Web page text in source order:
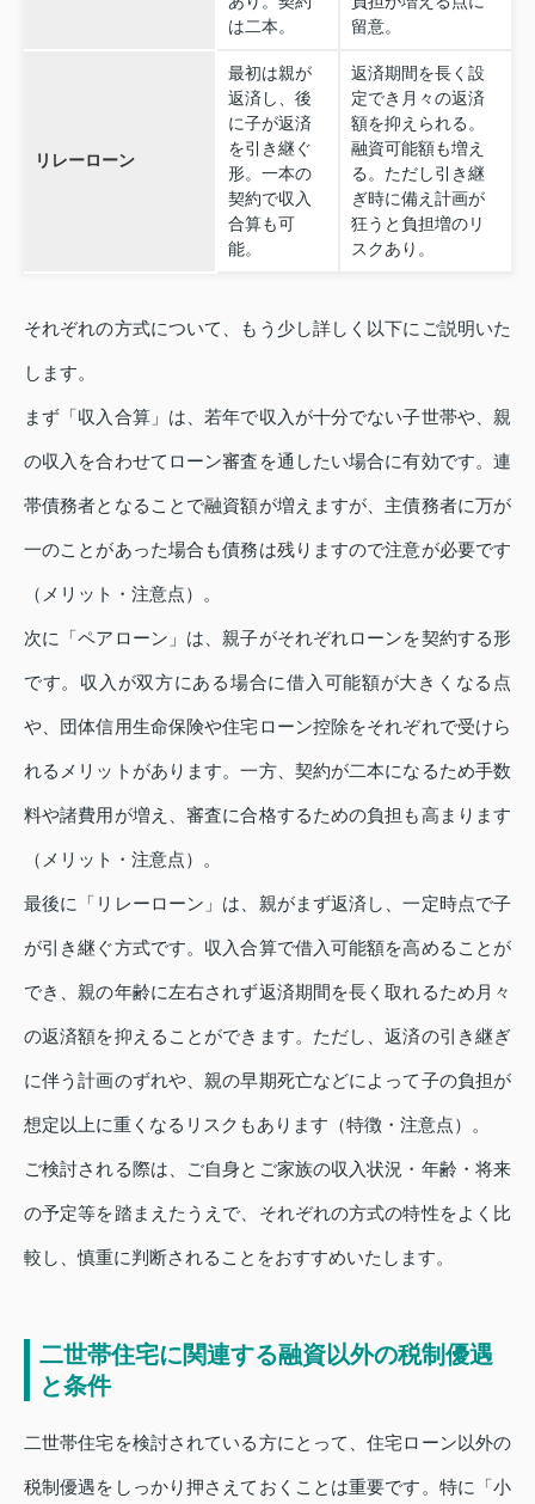
は二本。
留意。
リレーローン
最初は親が
返済し、後
に子が返済
を引き継ぐ
形。一本の
契約で収入
合算も可
能。
返済期間を長く設
定でき月々の返済
額を抑えられる。
融資可能額も増え
る。ただし引き継
ぎ時に備え計画が
狂うと負担増のリ
スクあり。
それぞれの方式について、もう少し詳しく以下にご説明いた
します。
まず「収入合算」は、若年で収入が十分でない子世帯や、親
の収入を合わせてローン審査を通したい場合に有効です。連
帯債務者となることで融資額が増えますが、主債務者に万が
一のことがあった場合も債務は残りますので注意が必要です
（メリット・注意点）。
次に「ペアローン」は、親子がそれぞれローンを契約する形
です。収入が双方にある場合に借入可能額が大きくなる点
や、団体信用生命保険や住宅ローン控除をそれぞれで受けら
れるメリットがあります。一方、契約が二本になるため手数
料や諸費用が増え、審査に合格するための負担も高まります
（メリット・注意点）。
最後に「リレーローン」は、親がまず返済し、一定時点で子
が引き継ぐ方式です。収入合算で借入可能額を高めることが
でき、親の年齢に左右されず返済期間を長く取れるため月々
の返済額を抑えることができます。ただし、返済の引き継ぎ
に伴う計画のずれや、親の早期死亡などによって子の負担が
想定以上に重くなるリスクもあります（特徴・注意点）。
ご検討される際は、ご自身とご家族の収入状況・年齢・将来
の予定等を踏まえたうえで、それぞれの方式の特性をよく比
較し、慎重に判断されることをおすすめいたします。
二世帯住宅に関連する融資以外の税制優遇
と条件
二世帯住宅を検討されている方にとって、住宅ローン以外の
税制優遇をしっかり押さえておくことは重要です。特に「小